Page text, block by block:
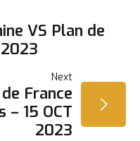
VS Plan de
Next
France
– 15 OCT
2023